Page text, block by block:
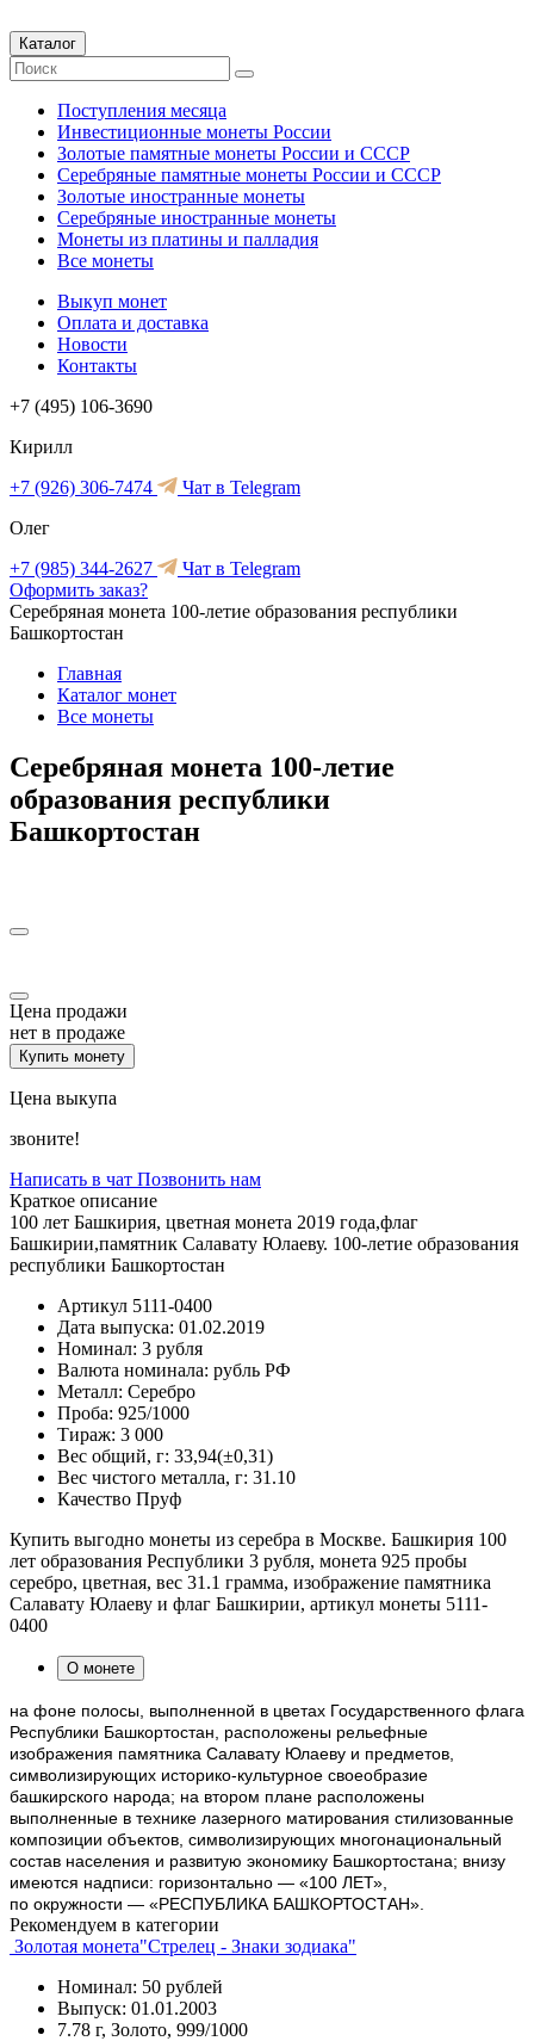
Каталог
Поступления месяца
Инвестиционные монеты России
Золотые памятные монеты России и СССР
Серебряные памятные монеты России и СССР
Золотые иностранные монеты
Серебряные иностранные монеты
Монеты из платины и палладия
Все монеты
Выкуп монет
Оплата и доставка
Новости
Контакты
+7 (495) 106-3690
Кирилл
+7 (926) 306-7474
Чат в Telegram
Олег
+7 (985) 344-2627
Чат в Telegram
Оформить заказ?
Серебряная монета 100-летие образования республики
Башкортостан
Главная
Каталог монет
Все монеты
Серебряная монета 100-летие
образования республики
Башкортостан
Цена продажи
нет в продаже
Купить монету
Цена выкупа
звоните!
Написать в чат Позвонить нам
Краткое описание
100 лет Башкирия, цветная монета 2019 года,флаг
Башкирии,памятник Салавату Юлаеву. 100-летие образования
республики Башкортостан
Артикул 5111-0400
Дата выпуска: 01.02.2019
Номинал: 3 рубля
Валюта номинала: рубль РФ
Металл: Серебро
Проба: 925/1000
Тираж: 3 000
Вес общий, г: 33,94(±0,31)
Вес чистого металла, г: 31.10
Качество Пруф
Купить выгодно монеты из серебра в Москве. Башкирия 100
лет образования Республики 3 рубля, монета 925 пробы
серебро, цветная, вес 31.1 грамма, изображение памятника
Салавату Юлаеву и флаг Башкирии, артикул монеты 5111-
0400
О монете
на фоне полосы, выполненной в цветах Государственного флага
Республики Башкортостан, расположены рельефные
изображения памятника Салавату Юлаеву и предметов,
символизирующих историко-культурное своеобразие
башкирского народа; на втором плане расположены
выполненные в технике лазерного матирования стилизованные
композиции объектов, символизирующих многонациональный
состав населения и развитую экономику Башкортостана; внизу
имеются надписи: горизонтально — «100 ЛЕТ»,
по окружности — «РЕСПУБЛИКА БАШКОРТОСТАН».
Рекомендуем в категории
Золотая монета"Стрелец - Знаки зодиака"
Номинал: 50 рублей
Выпуск: 01.01.2003
7.78 г, Золото, 999/1000